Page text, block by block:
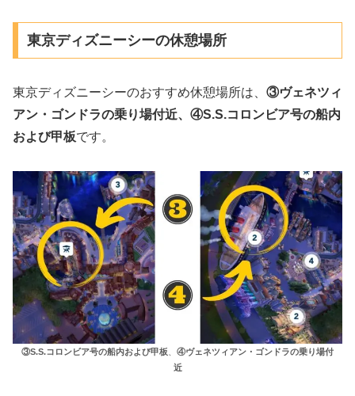
東京ディズニーシーの休憩場所
東京ディズニーシーのおすすめ休憩場所は、 ③ヴェネツィ
アン・ゴンドラの乗り場付近、 ④S.S.コロンビア号の船内
および甲板です。
③S.S.コロンビア号の船内および甲板
④ヴェネツィアン・ゴンドラの乗り場付
近